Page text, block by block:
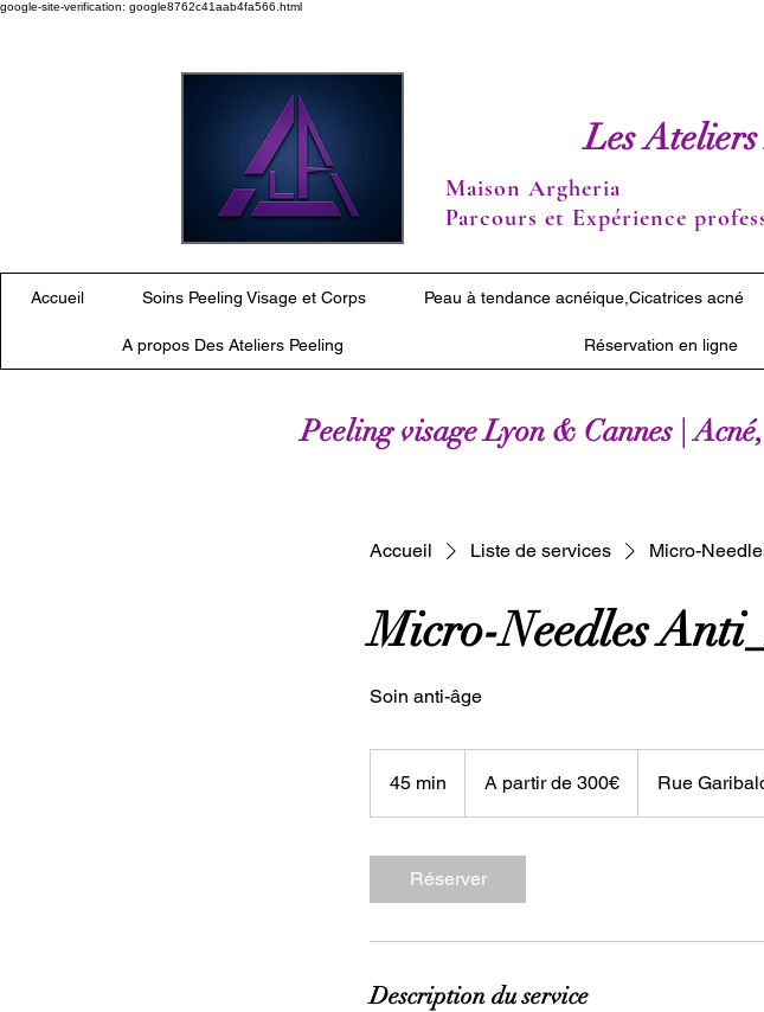
google-site-verification: google8762c41aab4fa566.html
Les
Maison Argheria
Parcours et Expérience
Accueil Soins Peeling Visage et Corps Peau à tendance acnéique,Cicatrices acné
A propos Des Ateliers Peeling Réservation en ligne
Peeling visage Lyon & Cannes |
Accueil Liste de services Micro-
Micro-Needles
Soin anti-âge
45 min
5
A partir de 300€ Rue
Réserver
Description du service